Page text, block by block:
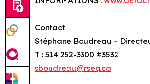
Contact
Stéphane Boudreau –
T : 514 252-3300 #3532
sboudreau@rseq.ca